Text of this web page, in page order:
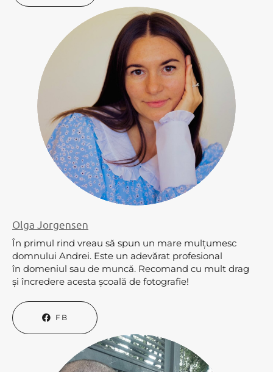
Olga Jorgensen
În primul rind vreau să spun un mare mulțumesc
domnului Andrei. Este un adevărat profesional
în domeniul sau de muncă. Recomand cu mult drag
și încredere acesta școală de fotografie!
FB